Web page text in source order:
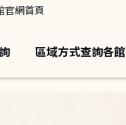
官網首頁
區域方式查詢各館